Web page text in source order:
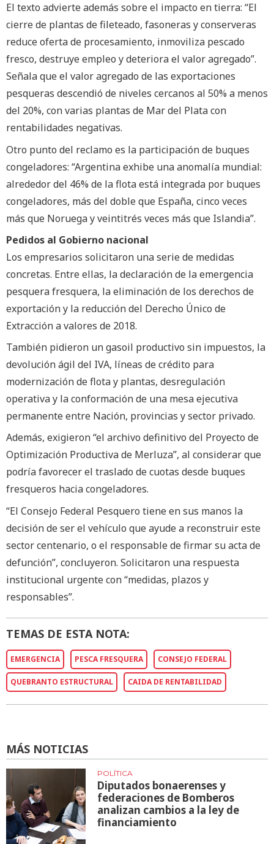
El texto advierte además sobre el impacto en tierra: “El
cierre de plantas de fileteado, fasoneras y conserveras
reduce oferta de procesamiento, inmoviliza pescado
fresco, destruye empleo y deteriora el valor agregado”.
Señala que el valor agregado de las exportaciones
pesqueras descendió de niveles cercanos al 50% a menos
del 20%, con varias plantas de Mar del Plata con
rentabilidades negativas.
Otro punto del reclamo es la participación de buques
congeladores: “Argentina exhibe una anomalía mundial:
alrededor del 46% de la flota está integrada por buques
congeladores, más del doble que España, cinco veces
más que Noruega y veintitrés veces más que Islandia”.
Pedidos al Gobierno nacional
Los empresarios solicitaron una serie de medidas
concretas. Entre ellas, la declaración de la emergencia
pesquera fresquera, la eliminación de los derechos de
exportación y la reducción del Derecho Único de
Extracción a valores de 2018.
También pidieron un gasoil productivo sin impuestos, la
devolución ágil del IVA, líneas de crédito para
modernización de flota y plantas, desregulación
operativa y la conformación de una mesa ejecutiva
permanente entre Nación, provincias y sector privado.
Además, exigieron “el archivo definitivo del Proyecto de
Optimización Productiva de Merluza”, al considerar que
podría favorecer el traslado de cuotas desde buques
fresqueros hacia congeladores.
“El Consejo Federal Pesquero tiene en sus manos la
decisión de ser el vehículo que ayude a reconstruir este
sector centenario, o el responsable de firmar su acta de
defunción”, concluyeron. Solicitaron una respuesta
institucional urgente con “medidas, plazos y
responsables”.
TEMAS DE ESTA NOTA:
EMERGENCIA PESCA FRESQUERA CONSEJO FEDERAL
QUEBRANTO ESTRUCTURAL CAIDA DE RENTABILIDAD
MÁS NOTICIAS
POLÍTICA
Diputados bonaerenses y
federaciones de Bomberos
analizan cambios a la ley de
financiamiento